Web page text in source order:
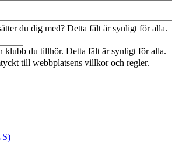
du dig med? Detta fält är synligt för alla.
klubb du tillhör. Detta fält är synligt för alla.
till webbplatsens villkor och regler.